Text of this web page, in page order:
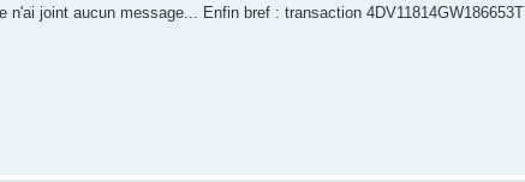
joint aucun message... Enfin bref : transaction 4DV11814GW186653T